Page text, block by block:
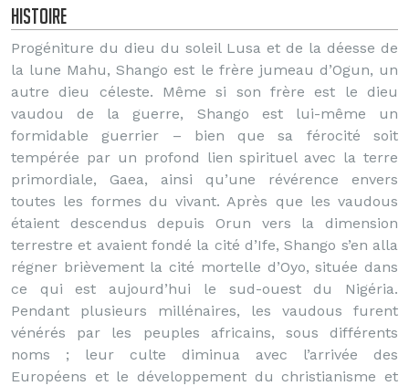
Histoire
Progéniture du dieu du soleil Lusa et de la déesse de
la lune Mahu, Shango est le frère jumeau d’Ogun, un
autre dieu céleste. Même si son frère est le dieu
vaudou de la guerre, Shango est lui-même un
formidable guerrier – bien que sa férocité soit
tempérée par un profond lien spirituel avec la terre
primordiale, Gaea, ainsi qu’une révérence envers
toutes les formes du vivant. Après que les vaudous
étaient descendus depuis Orun vers la dimension
terrestre et avaient fondé la cité d’Ife, Shango s’en alla
régner brièvement la cité mortelle d’Oyo, située dans
ce qui est aujourd’hui le sud-ouest du Nigéria.
Pendant plusieurs millénaires, les vaudous furent
vénérés par les peuples africains, sous différents
noms ; leur culte diminua avec l’arrivée des
Européens et le développement du christianisme et